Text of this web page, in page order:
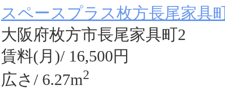
スペースプラス枚方長尾家具
大阪府枚方市長尾家具町2
賃料(月)/ 16,500円
広さ/ 6.27m2